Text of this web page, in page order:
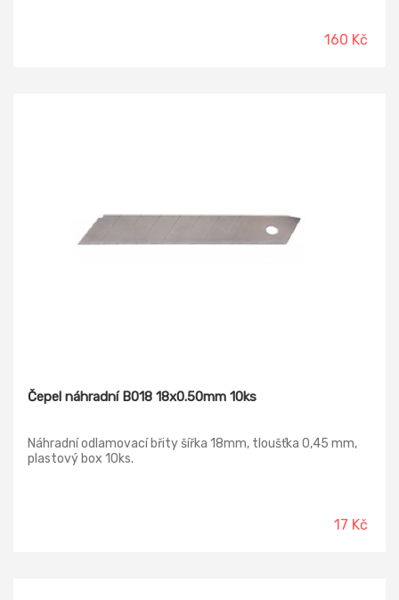
160 Kč
Čepel náhradní B018 18x0.50mm 10ks
Náhradní odlamovací břity šířka 18mm, tloušťka 0,45 mm,
plastový box 10ks.
17 Kč